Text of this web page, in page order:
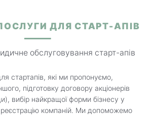
ДЛЯ СТАРТ-АПІВ
обслуговування старт-апів
стартапів, які ми пропонуємо,
підготовку договору акціонерів
вибір найкращої форми бізнесу у
компаній. Ми допоможемо